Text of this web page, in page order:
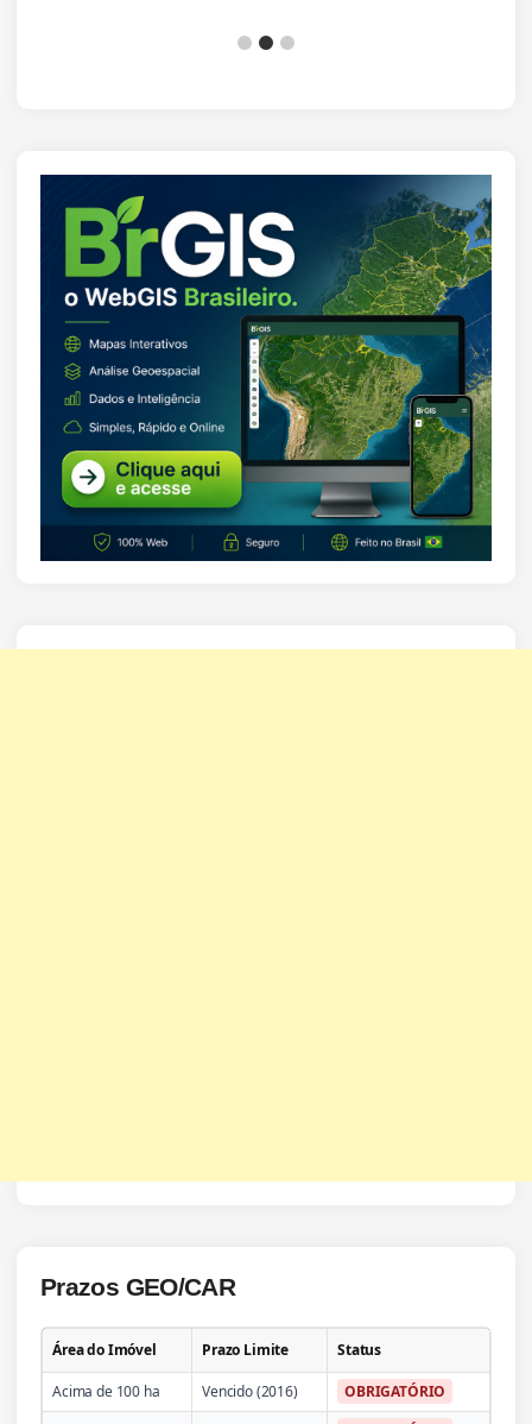
Prazos GEO/CAR
Área do Imóvel Prazo Limite Status
Acima de 100 ha Vencido (2016)
OBRIGATÓRIO